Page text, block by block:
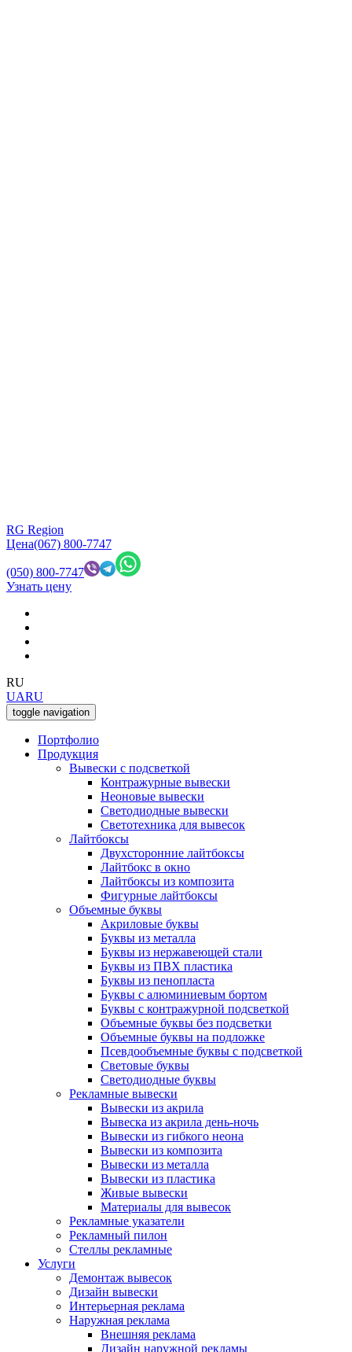
RG Region
Цена(067) 800-7747
(050) 800-7747
Узнать цену
RU
UARU
toggle navigation
Портфолио
Продукция
Вывески с подсветкой
Контражурные вывески
Неоновые вывески
Светодиодные вывески
Светотехника для вывесок
Лайтбоксы
Двухсторонние лайтбоксы
Лайтбокс в окно
Лайтбоксы из композита
Фигурные лайтбоксы
Объемные буквы
Акриловые буквы
Буквы из металла
Буквы из нержавеющей стали
Буквы из ПВХ пластика
Буквы из пенопласта
Буквы с алюминиевым бортом
Буквы с контражурной подсветкой
Объемные буквы без подсветки
Объемные буквы на подложке
Псевдообъемные буквы с подсветкой
Световые буквы
Светодиодные буквы
Рекламные вывески
Вывески из акрила
Вывеска из акрила день-ночь
Вывески из гибкого неона
Вывески из композита
Вывески из металла
Вывески из пластика
Живые вывески
Материалы для вывесок
Рекламные указатели
Рекламный пилон
Стеллы рекламные
Услуги
Демонтаж вывесок
Дизайн вывески
Интерьерная реклама
Наружная реклама
Внешняя реклама
Дизайн наружной рекламы